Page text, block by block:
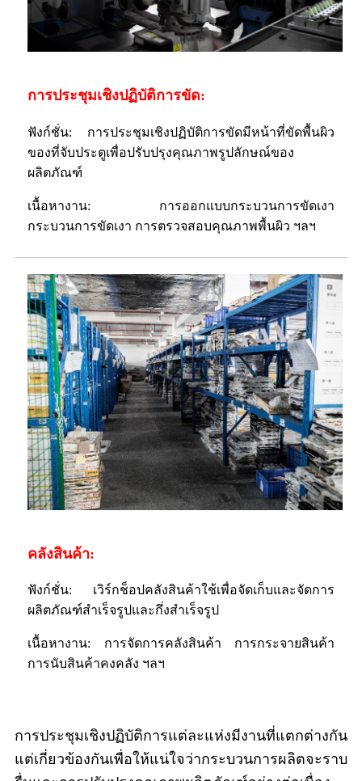
การประชุมเชิงปฏิบัติการขัด:
ฟังก์ชั่น: การประชุมเชิงปฏิบัติการขัดมีหน้าที่ขัดพื้นผิว
ของที่จับประตูเพื่อปรับปรุงคุณภาพรูปลักษณ์ของ
ผลิตภัณฑ์
เนื้อหางาน: การออกแบบกระบวนการขัดเงา
กระบวนการขัดเงา การตรวจสอบคุณภาพพื้นผิว ฯลฯ
คลังสินค้า:
ฟังก์ชั่น: เวิร์กช็อปคลังสินค้าใช้เพื่อจัดเก็บและจัดการ
ผลิตภัณฑ์สำเร็จรูปและกึ่งสำเร็จรูป
เนื้อหางาน: การจัดการคลังสินค้า การกระจายสินค้า
การนับสินค้าคงคลัง ฯลฯ
การประชุมเชิงปฏิบัติการแต่ละแห่งมีงานที่แตกต่างกัน
แต่เกี่ยวข้องกันเพื่อให้แน่ใจว่ากระบวนการผลิตจะราบ